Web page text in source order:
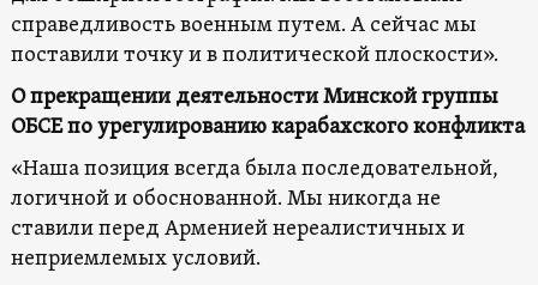
справедливость военным путем. А сейчас мы
поставили точку и в политической плоскости».
О прекращении деятельности Минской группы
ОБСЕ по урегулированию карабахского конфликта
«Наша позиция всегда была последовательной,
логичной и обоснованной. Мы никогда не
ставили перед Арменией нереалистичных и
неприемлемых условий.